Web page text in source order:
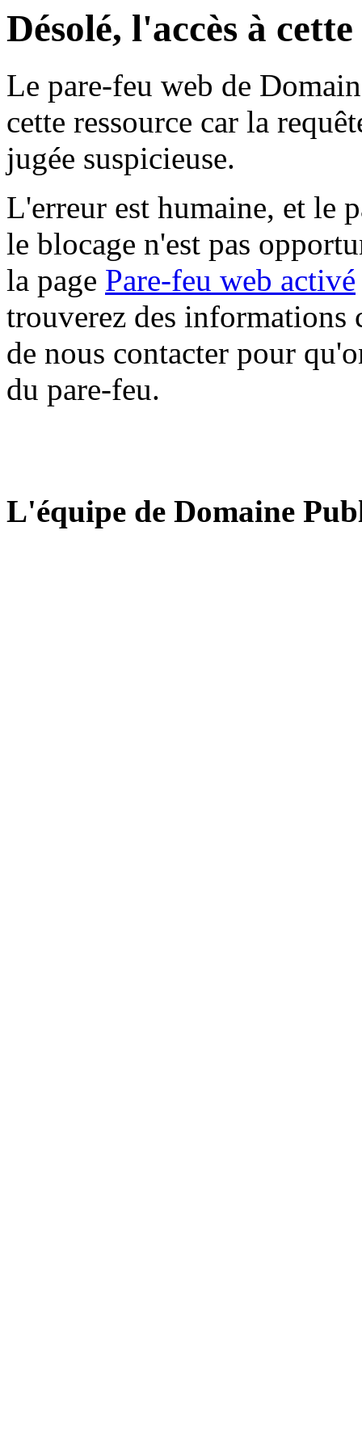
Désolé, l'accès à
Le pare-feu web de
cette ressource car la
jugée suspicieuse.
L'erreur est humaine, et le
le blocage n'est pas
la page Pare-feu web activé
trouverez des informations
de nous contacter pour
du pare-feu.
L'équipe de Domaine